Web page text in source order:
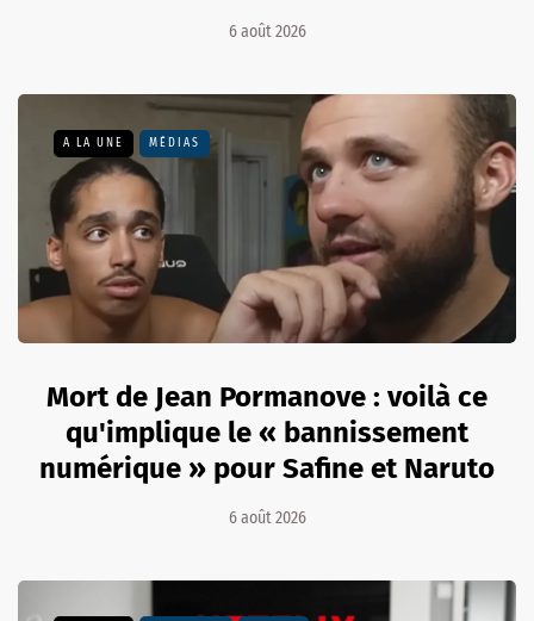
6 août 2026
A LA UNE MÉDIAS
Mort de Jean Pormanove : voilà ce
qu'implique le « bannissement
numérique » pour Safine et Naruto
6 août 2026